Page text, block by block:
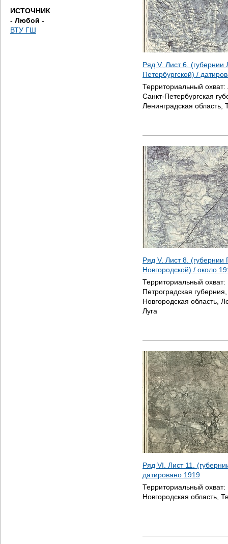
ИСТОЧНИК
- Любой -
ВТУ ГШ
Ряд V. Лист 6.
Петербургской) /
Территориальный охват:
Санкт-Петербургская
Ленинградская область,
Ряд V. Лист 8. (губернии
Новгородской) / около
Территориальный охват:
Петроградская
Новгородская область,
Луга
Ряд VI. Лист 11.
датировано 1919
Территориальный охват:
Новгородская область,